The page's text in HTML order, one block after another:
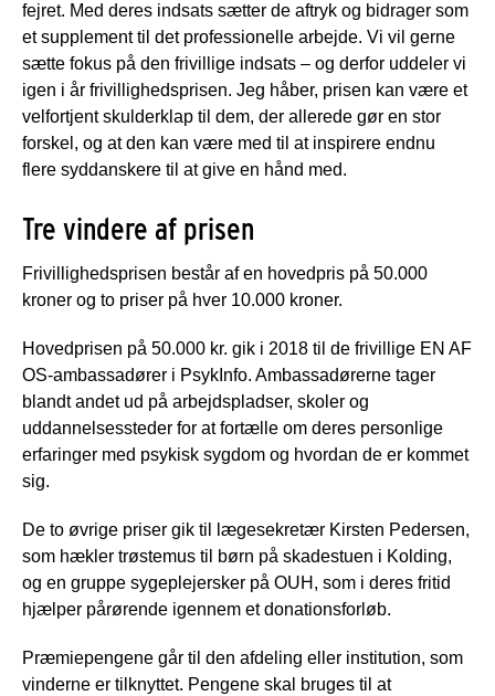
fejret. Med deres indsats sætter de aftryk og bidrager som
et supplement til det professionelle arbejde. Vi vil gerne
sætte fokus på den frivillige indsats – og derfor uddeler vi
igen i år frivillighedsprisen. Jeg håber, prisen kan være et
velfortjent skulderklap til dem, der allerede gør en stor
forskel, og at den kan være med til at inspirere endnu
flere syddanskere til at give en hånd med.
Tre vindere af prisen
Frivillighedsprisen består af en hovedpris på 50.000
kroner og to priser på hver 10.000 kroner.
Hovedprisen på 50.000 kr. gik i 2018 til de frivillige EN AF
OS-ambassadører i PsykInfo. Ambassadørerne tager
blandt andet ud på arbejdspladser, skoler og
uddannelsessteder for at fortælle om deres personlige
erfaringer med psykisk sygdom og hvordan de er kommet
sig.
De to øvrige priser gik til lægesekretær Kirsten Pedersen,
som hækler trøstemus til børn på skadestuen i Kolding,
og en gruppe sygeplejersker på OUH, som i deres fritid
hjælper pårørende igennem et donationsforløb.
Præmiepengene går til den afdeling eller institution, som
vinderne er tilknyttet. Pengene skal bruges til at